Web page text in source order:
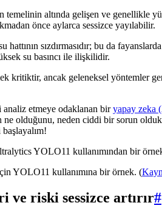
temelinin altında gelişen ve genellikle
önce aylarca sessizce yayılabilir.
hattının sızdırmasıdır; bu da
su basıncı ile ilişkilidir.
kritiktir, ancak geleneksel yöntemler
etmeye odaklanan biryapay zeka
ne olduğunu, neden ciddi bir sorun
YOLO11 kullanımına bir örnek. (
ve riski sessizce artırır#